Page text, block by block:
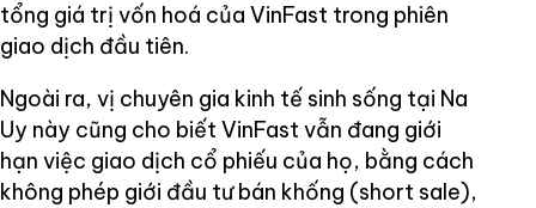
tổng giá trị vốn hoá của VinFast trong phiên
giao dịch đầu tiên.
Ngoài ra, vị chuyên gia kinh tế sinh sống tại Na
Uy này cũng cho biết VinFast vẫn đang giới
hạn việc giao dịch cổ phiếu của họ, bằng cách
không phép giới đầu tư bán khống (short sale),